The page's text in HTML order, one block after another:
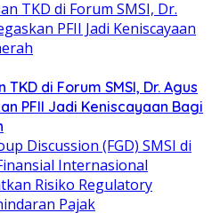
di Forum SMSI, Dr. Agus
PFII Jadi Keniscayaan Bagi